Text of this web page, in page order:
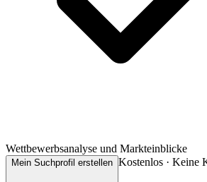
Wettbewerbsanalyse und Markteinblicke
Mein Suchprofil erstellen Kostenlos · Keine